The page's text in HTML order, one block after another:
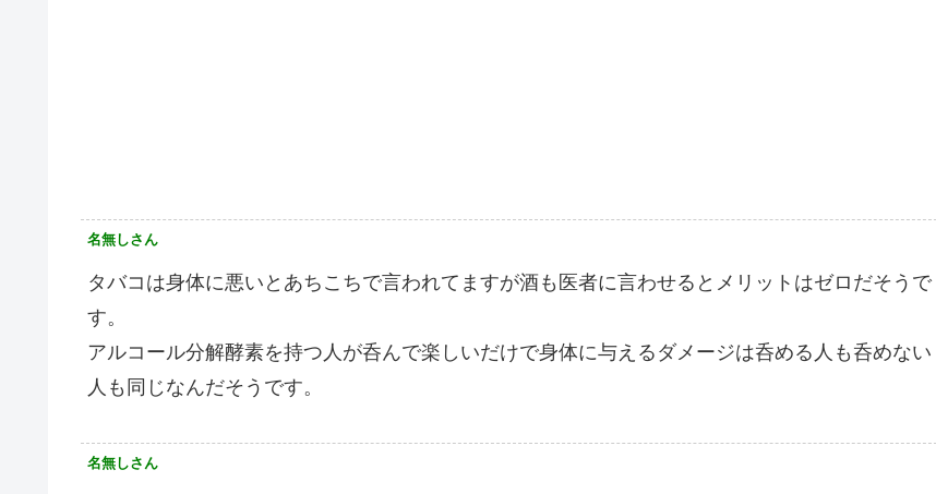
名無しさん
タバコは身体に悪いとあちこちで言われてますが酒も医者に言わせるとメリットはゼロだそうで
す。
アルコール分解酵素を持つ人が呑んで楽しいだけで身体に与えるダメージは呑める人も呑めない
人も同じなんだそうです。
名無しさん